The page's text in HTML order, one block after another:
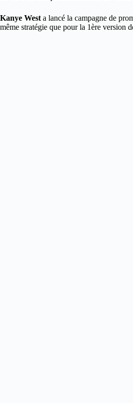
Kanye West a lancé la campagne de
même stratégie que pour la 1ère version